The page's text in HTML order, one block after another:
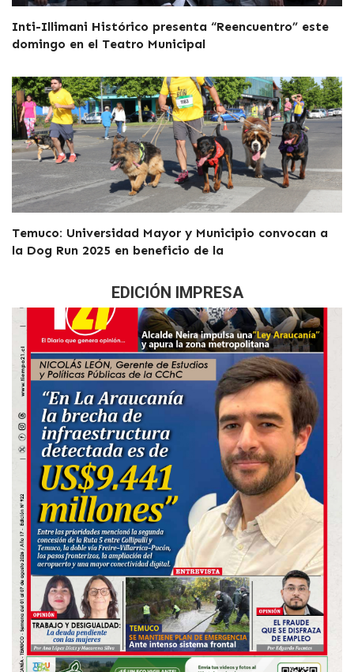
Inti-Illimani Histórico presenta “Reencuentro” este
domingo en el Teatro Municipal
Temuco: Universidad Mayor y Municipio convocan a
la Dog Run 2025 en beneficio de la
EDICIÓN IMPRESA